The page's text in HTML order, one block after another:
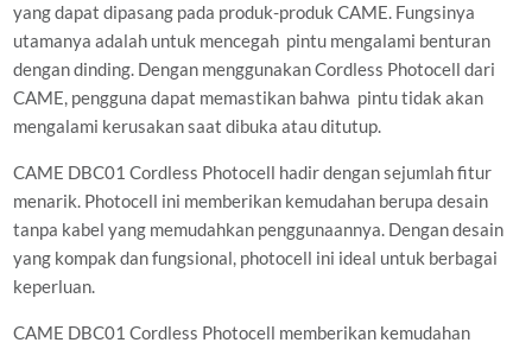
yang dapat dipasang pada produk-produk CAME. Fungsinya
utamanya adalah untuk mencegah pintu mengalami benturan
dengan dinding. Dengan menggunakan Cordless Photocell dari
CAME, pengguna dapat memastikan bahwa pintu tidak akan
mengalami kerusakan saat dibuka atau ditutup.
CAME DBC01 Cordless Photocell hadir dengan sejumlah fitur
menarik. Photocell ini memberikan kemudahan berupa desain
tanpa kabel yang memudahkan penggunaannya. Dengan desain
yang kompak dan fungsional, photocell ini ideal untuk berbagai
keperluan.
CAME DBC01 Cordless Photocell memberikan kemudahan